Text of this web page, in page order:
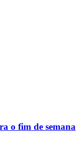
o fim de semana